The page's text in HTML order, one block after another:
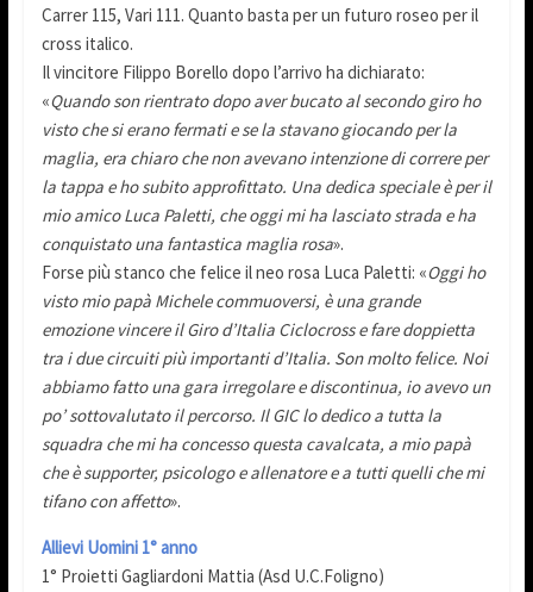
Carrer 115, Vari 111. Quanto basta per un futuro roseo per il
cross italico.
Il vincitore Filippo Borello dopo l’arrivo ha dichiarato:
«Quando son rientrato dopo aver bucato al secondo giro ho
visto che si erano fermati e se la stavano giocando per la
maglia, era chiaro che non avevano intenzione di correre per
la tappa e ho subito approfittato. Una dedica speciale è per il
mio amico Luca Paletti, che oggi mi ha lasciato strada e ha
conquistato una fantastica maglia rosa».
Forse più stanco che felice il neo rosa Luca Paletti: «Oggi ho
visto mio papà Michele commuoversi, è una grande
emozione vincere il Giro d’Italia Ciclocross e fare doppietta
tra i due circuiti più importanti d’Italia. Son molto felice. Noi
abbiamo fatto una gara irregolare e discontinua, io avevo un
po’ sottovalutato il percorso. Il GIC lo dedico a tutta la
squadra che mi ha concesso questa cavalcata, a mio papà
che è supporter, psicologo e allenatore e a tutti quelli che mi
tifano con affetto».
Allievi Uomini 1° anno
1° Proietti Gagliardoni Mattia (Asd U.C.Foligno)